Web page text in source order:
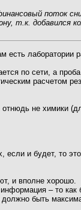
поток
т.к. добавился
лаборатории
по сети, а
расчетом
не химики
и будет, то
и вполне хорошо.
– то как
быть